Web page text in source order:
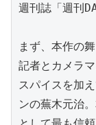
週刊誌「週刊
まず、本作の
記者とカメラ
スパイスを加
ンの蕪木元治